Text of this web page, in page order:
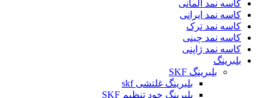
کاسه نمد آلمانی
کاسه نمد ایرانی
کاسه نمد ترک
کاسه نمد چینی
کاسه نمد ژاپنی
بلبرینگ
بلبرینگ SKF
بلبرینگ غلتشی skf
بلبرینگ خود تنظیم SKF